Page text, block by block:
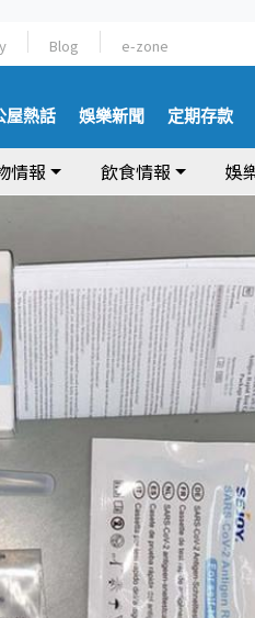
Blog e-zone
屋熱話 娛樂新聞 定期存款
情報 飲食情報 娛